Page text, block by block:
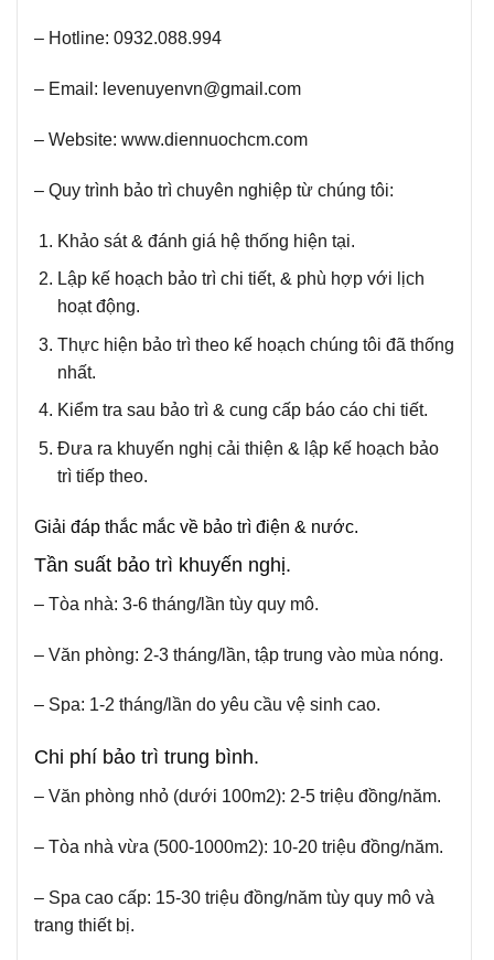
– Hotline: 0932.088.994
– Email: levenuyenvn@gmail.com
– Website: www.diennuochcm.com
– Quy trình bảo trì chuyên nghiệp từ chúng tôi:
Khảo sát & đánh giá hệ thống hiện tại.
Lập kế hoạch bảo trì chi tiết, & phù hợp với lịch
hoạt động.
Thực hiện bảo trì theo kế hoạch chúng tôi đã thống
nhất.
Kiểm tra sau bảo trì & cung cấp báo cáo chi tiết.
Đưa ra khuyến nghị cải thiện & lập kế hoạch bảo
trì tiếp theo.
Giải đáp thắc mắc về bảo trì điện & nước.
Tần suất bảo trì khuyến nghị.
– Tòa nhà: 3-6 tháng/lần tùy quy mô.
– Văn phòng: 2-3 tháng/lần, tập trung vào mùa nóng.
– Spa: 1-2 tháng/lần do yêu cầu vệ sinh cao.
Chi phí bảo trì trung bình.
– Văn phòng nhỏ (dưới 100m2): 2-5 triệu đồng/năm.
– Tòa nhà vừa (500-1000m2): 10-20 triệu đồng/năm.
– Spa cao cấp: 15-30 triệu đồng/năm tùy quy mô và
trang thiết bị.